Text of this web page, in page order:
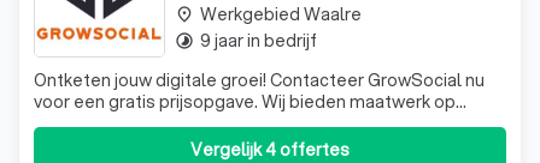
Ontketen jouw digitale groei! Contacteer GrowSocial nu
voor een gratis prijsopgave. Wij bieden maatwerk op
gebied van websites, online advertising, SEO/SEA en
meer. Bereik direct jouw succes online!
Vergelijk 4 offertes
place Werkgebied Waalre
timelapse 9 jaar in bedrijf